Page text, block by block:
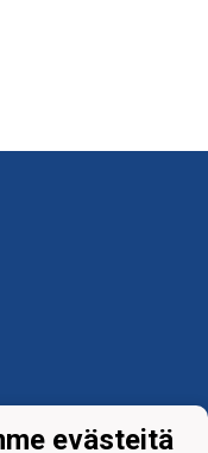
evästeitä